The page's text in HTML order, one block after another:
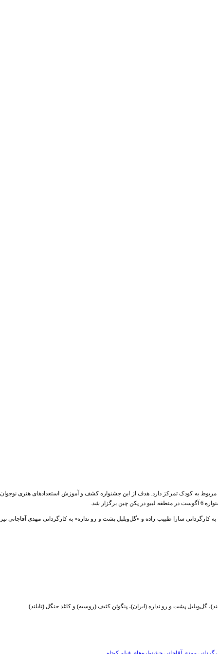
به کودک تمرکز دارد. هدف از این جشنواره کشف و آموزش استعدادهای هنری نوجوان
شد.
به کارگردانی سارا طبیب زاده و «گل‌وبلبل پشت و رو نداره» به کارگردانی مهدی آقاجانی نیز
گل‌وبلبل پشت و رو نداره (ایران)، پنگوئن کثیف (روسیه) و کاغذ جنگل (تایلند).